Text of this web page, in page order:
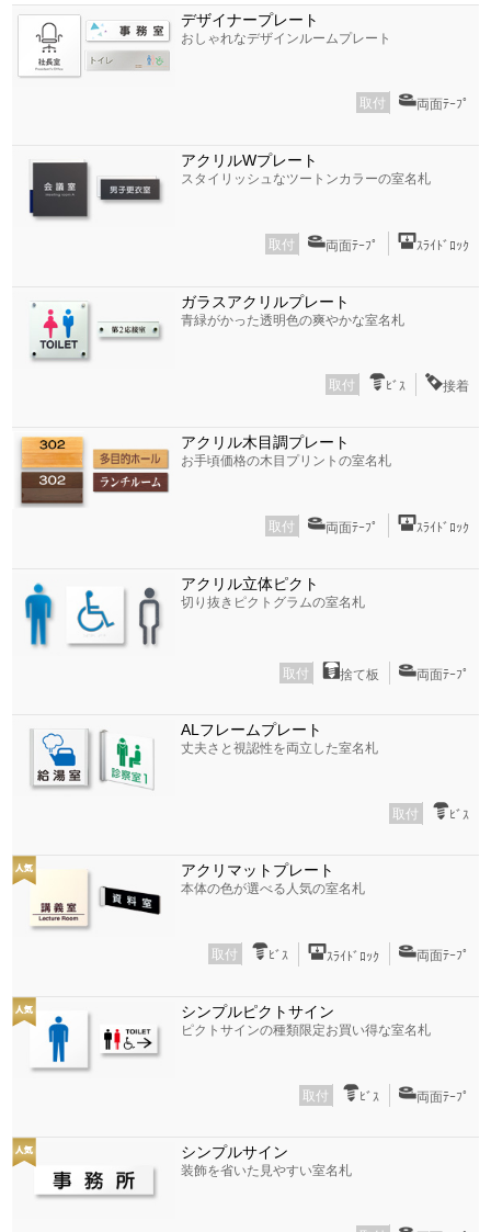
デザイナープレート
おしゃれなデザインルームプレート
取付 両面ﾃｰﾌﾟ
アクリルWプレート
スタイリッシュなツートンカラーの室名札
取付 両面ﾃｰﾌﾟ ｽﾗｲﾄﾞﾛｯｸ
ガラスアクリルプレート
青緑がかった透明色の爽やかな室名札
取付 ﾋﾞｽ 接着
アクリル木目調プレート
お手頃価格の木目プリントの室名札
取付 両面ﾃｰﾌﾟ ｽﾗｲﾄﾞﾛｯｸ
アクリル立体ピクト
切り抜きピクトグラムの室名札
取付 捨て板 両面ﾃｰﾌﾟ
ALフレームプレート
丈夫さと視認性を両立した室名札
取付 ﾋﾞｽ
アクリマットプレート
本体の色が選べる人気の室名札
取付 ﾋﾞｽ ｽﾗｲﾄﾞﾛｯｸ 両面ﾃｰﾌﾟ
シンプルピクトサイン
ピクトサインの種類限定お買い得な室名札
取付 ﾋﾞｽ 両面ﾃｰﾌﾟ
シンプルサイン
装飾を省いた見やすい室名札